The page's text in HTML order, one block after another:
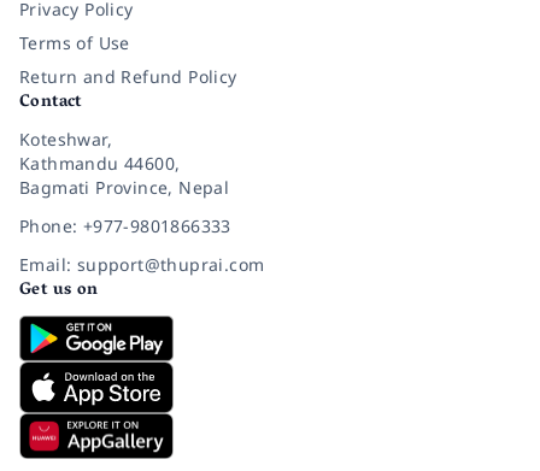
Privacy Policy
Terms of Use
Return and Refund Policy
Contact
Koteshwar,
Kathmandu 44600,
Bagmati Province, Nepal
Phone: +977-9801866333
Email: support@thuprai.com
Get us on